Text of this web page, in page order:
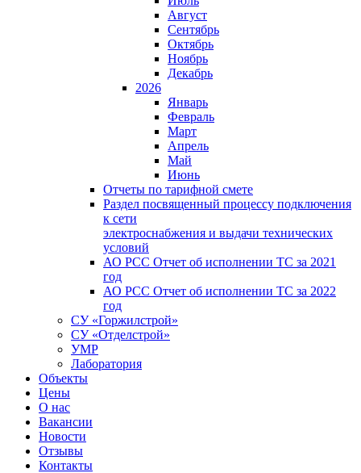
Август
Сентябрь
Октябрь
Ноябрь
Декабрь
2026
Январь
Февраль
Март
Апрель
Май
Июнь
Отчеты по тарифной смете
Раздел посвященный процессу подключения
к сети
электроснабжения и выдачи технических
условий
АО РСС Отчет об исполнении ТС за 2021
год
АО РСС Отчет об исполнении ТС за 2022
год
СУ «Горжилстрой»
СУ «Отделстрой»
УМР
Лаборатория
Объекты
Цены
О нас
Вакансии
Новости
Отзывы
Контакты